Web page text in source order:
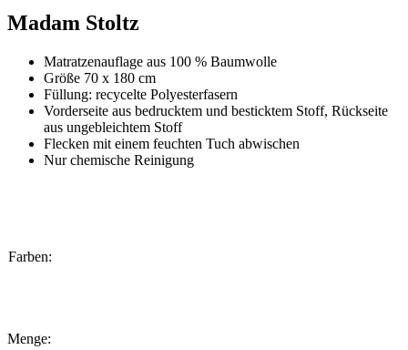
Madam Stoltz
Matratzenauflage aus 100 % Baumwolle
Größe 70 x 180 cm
Füllung: recycelte Polyesterfasern
Vorderseite aus bedrucktem und besticktem Stoff, Rückseite
aus ungebleichtem Stoff
Flecken mit einem feuchten Tuch abwischen
Nur chemische Reinigung
Farben:
Menge: